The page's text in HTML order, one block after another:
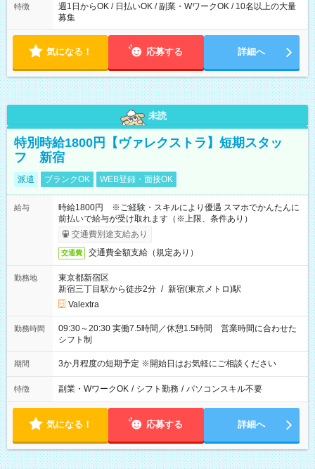
特徴
週1日からOK / 日払いOK / 副業・WワークOK / 10名以上の大量
募集
気になる！ 応募する 詳細へ
未読
特別時給1800円【ヴァレクストラ】短期スタッ
フ 新宿
派遣 ブランクOK WEB登録・面接OK
給与
時給1800円 ※ご経験・スキルにより優遇 スマホでかんたんに
前払いで給与が受け取れます（※上限、条件あり）
交通費別途支給あり
交通費 交通費全額支給（規定あり）
勤務地
東京都新宿区
新宿三丁目駅から徒歩2分 / 新宿(東京メトロ)駅
Valextra
勤務時間
09:30～20:30 実働7.5時間／休憩1.5時間 営業時間に合わせた
シフト制
期間 3か月程度の短期予定 ※開始日はお気軽にご相談ください
特徴 副業・WワークOK / シフト勤務 / パソコンスキル不要
気になる！ 応募する 詳細へ